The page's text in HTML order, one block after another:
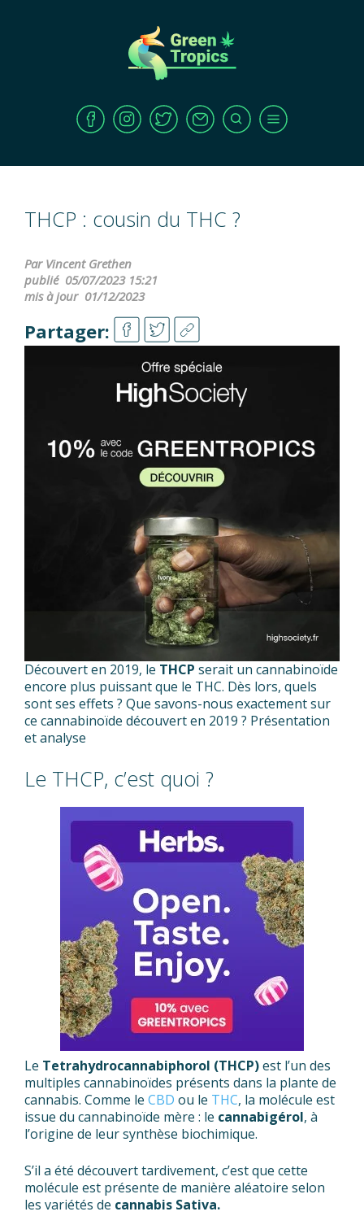
THCP : cousin du THC ?
Par Vincent Grethen
publié 05/07/2023 15:21
mis à jour 01/12/2023
Partager:
Découvert en 2019, le THCP serait un cannabinoïde
encore plus puissant que le THC. Dès lors, quels
sont ses effets ? Que savons-nous exactement sur
ce cannabinoïde découvert en 2019 ? Présentation
et analyse
Le THCP, c’est quoi ?
Le Tetrahydrocannabiphorol (THCP)est l’un des
multiples cannabinoïdes présents dans la plante de
cannabis. Comme le CBD ou le THC, la molécule est
issue du cannabinoïde mère : le cannabigérol, à
l’origine de leur synthèse biochimique.
S’il a été découvert tardivement, c’est que cette
molécule est présente de manière aléatoire selon
les variétés de cannabis Sativa.